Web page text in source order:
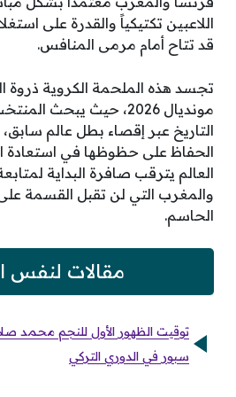
اللاعبين تكتيكياً والقدرة على
قد تتاح أمام مرمى المنافس.
تجسد هذه الملحمة الكروية
مونديال 2026، حيث يبحث
التاريخ عبر إقصاء بطل عالم
الحفاظ على حظوظها في استعادة
العالم يترقب صافرة البداية
والمغرب التي لن تقبل القسمة على
الحاسم.
مقالات لنفس
توقيت الظهور الأول للنجم محمد
سبور في الدوري التركي